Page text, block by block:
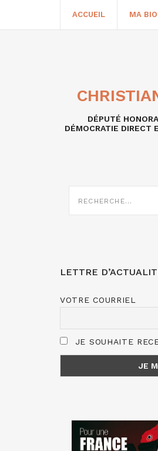
ACCUEIL MA
DÉPUTÉ
DÉMOCRATIE DIRECT
SUR
LETTRE
VOTRE COURRIEL
JE SOUHAITE